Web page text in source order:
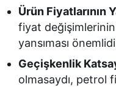
Ürün Fiyatlarının
fiyat
yansıması
Geçişkenlik
olmasaydı, petrol